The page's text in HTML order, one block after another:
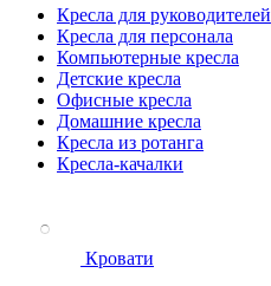
Кресла для руководителей
Кресла для персонала
Компьютерные кресла
Детские кресла
Офисные кресла
Домашние кресла
Кресла из ротанга
Кресла-качалки
Кровати